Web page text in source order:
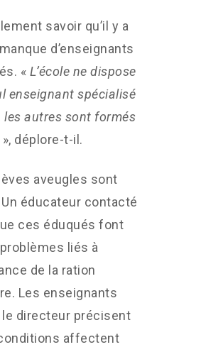
savoir qu’il y a
d’enseignants
« L’école ne dispose
enseignant spécialisé
les autres sont formés
», déplore-t-il.
aveugles sont
éducateur contacté
ces éduqués font
liés à
de la ration
Les enseignants
le directeur précisent
affectent